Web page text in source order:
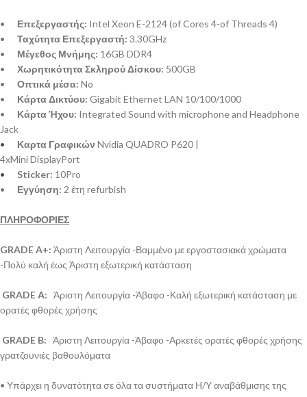
• Επεξεργαστής: Intel Xeon E-2124 (of Cores 4-of Threads 4)
• Ταχύτητα Επεξεργαστή: 3.30GHz
• Μέγεθος Μνήμης: 16GB DDR4
• Χωρητικότητα Σκληρού Δίσκου: 500GB
• Οπτικά μέσα: No
• Κάρτα Δικτύου: Gigabit Ethernet LAN 10/100/1000
• Κάρτα Ήχου: Integrated Sound with microphone and Headphone
Jack
• Καρτα Γραφικών Nvidia QUADRO P620 |
4xMini DisplayPort
• Sticker: 10Pro
• Εγγύηση: 2 έτη refurbish
ΠΛΗΡΟΦΟΡΙΕΣ
GRADE A+: Άριστη Λειτουργία -Βαμμένο με εργοστασιακά χρώματα
-Πολύ καλή έως Άριστη εξωτερική κατάσταση
GRADE Α: Άριστη Λειτουργία -Άβαφο -Καλή εξωτερική κατάσταση με
ορατές φθορές χρήσης
GRADE B: Άριστη Λειτουργία -Άβαφο -Αρκετές ορατές φθορές χρήσης
γρατζουνιές βαθουλόματα
• Υπάρχει η δυνατότητα σε όλα τα συστήματα Η/Υ αναβάθμισης της